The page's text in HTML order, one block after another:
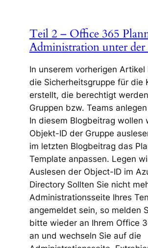
Teil 2 – Office 365
Administration unter der
In unserem vorherigen
die Sicherheitsgruppe für die
erstellt, die berechtigt
Gruppen bzw. Teams
In diesem Blogbeitrag wollen
Objekt-ID der Gruppe
im letzten Blogbeitrag das
Template anpassen. Legen
Auslesen der Object-ID im
Directory Sollten Sie nicht
Administrationsseite Ihres
angemeldet sein, so melden
bitte wieder an Ihrem Office
an und wechseln Sie auf die